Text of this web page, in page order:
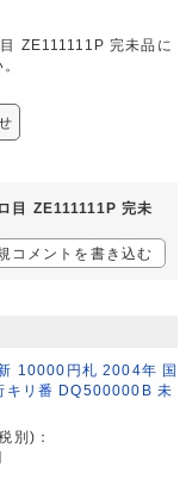
ZE111111P 完未品に
目 ZE111111P 完未
コメントを書き込む
10000円札 2004年 国
キリ番 DQ500000B 未
別)：